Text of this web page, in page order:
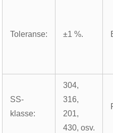
Toleranse: ±1 %.
SS-
klasse:
304,
316,
201,
430, osv.